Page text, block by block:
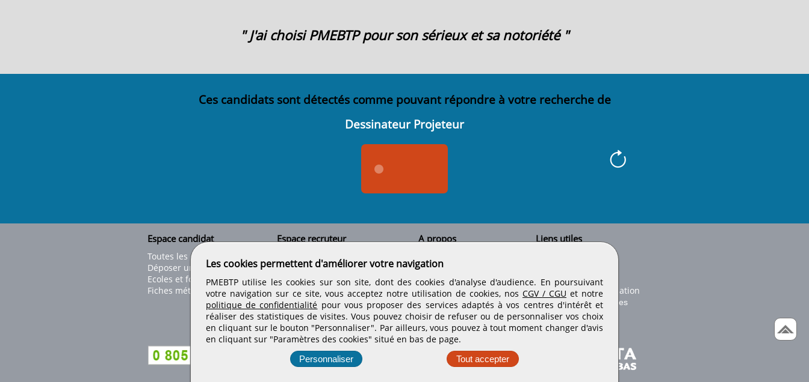
" J'ai choisi PMEBTP pour son sérieux et sa notoriété "
Ces candidats sont détectés comme pouvant répondre à votre recherche de
Dessinateur Projeteur
Espace candidat
Toutes les offres
Déposer un CV
Ecoles et formations
Fiches métiers
Espace recruteur
Tous les candidats
Déposer une annonce
Déposer une offre de stage
Nos tarifs
A propos
Contactez-nous
Nos partenaires
Informations légales
Conditions générales
Rejoignez nos équipes
Liens utiles
Conseils d'utilisation
Conditions de publication
Paramètres des cookies
Retrouvez-nous sur les réseaux sociaux
Les cookies permettent d'améliorer votre navigation
PMEBTP utilise les cookies sur son site, dont des cookies d'analyse d'audience. En poursuivant
votre navigation sur ce site, vous acceptez notre utilisation de cookies, nos CGV / CGU et notre
politique de confidentialité pour vous proposer des services adaptés à vos centres d'intérêt et
réaliser des statistiques de visites. Vous pouvez choisir de refuser ou de personnaliser vos choix
en cliquant sur le bouton "Personnaliser". Par ailleurs, vous pouvez à tout moment changer d'avis
en cliquant sur "Paramètres des cookies" situé en bas de page.
Personnaliser Tout accepter